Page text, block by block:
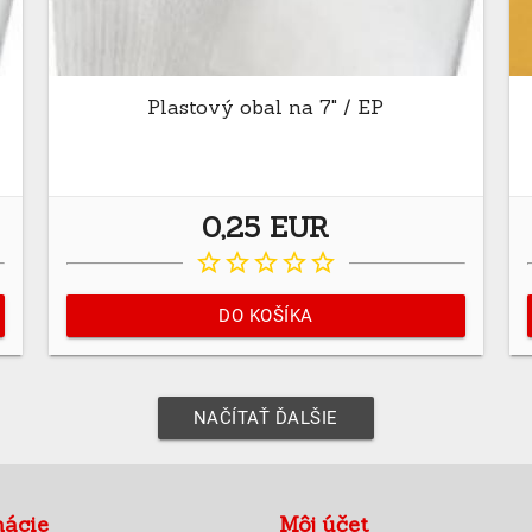
Plastový obal na 7" / EP
0,25 EUR
star_borderstar_borderstar_borderstar_borderstar_border
DO KOŠÍKA
NAČÍTAŤ ĎALŠIE
Môj účet